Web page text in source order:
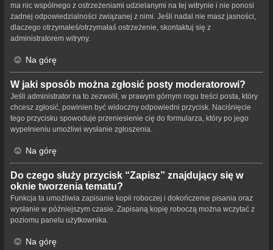
ma nic wspólnego z ostrzeżeniami udzielanymi na tej witrynie i nie ponosi
żadnej odpowiedzialności związanej z nimi. Jeśli nadal nie masz jasności,
dlaczego otrzymałeś/otrzymałaś ostrzeżenie, skontaktuj się z
administratorem witryny.
Na górę
W jaki sposób można zgłosić posty moderatorowi?
Jeśli administrator na to zezwolił, w prawym górnym rogu treści posta, który
chcesz zgłosić, powinien być widoczny odpowiedni przycisk. Naciśnięcie
tego przycisku spowoduje przeniesienie cię do formularza, który po jego
wypełnieniu umożliwi wysłanie zgłoszenia.
Na górę
Do czego służy przycisk “Zapisz” znajdujący się w
oknie tworzenia tematu?
Funkcja ta umożliwia zapisanie kopii roboczej i dokończenie pisania oraz
wysłanie w późniejszym czasie. Zapisaną kopię roboczą można wczytać z
poziomu panelu użytkownika.
Na górę